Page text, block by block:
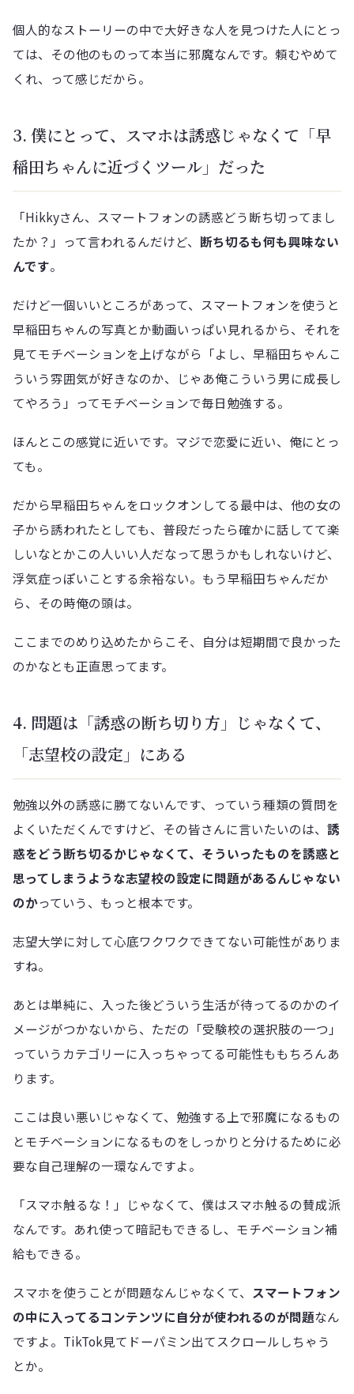
個人的なストーリーの中で大好きな人を見つけた人にとっ
ては、その他のものって本当に邪魔なんです。頼むやめて
くれ、って感じだから。
3. 僕にとって、スマホは誘惑じゃなくて「早
稲田ちゃんに近づくツール」だった
「Hikkyさん、スマートフォンの誘惑どう断ち切ってまし
たか？」って言われるんだけど、 断ち切るも何も興味ない
んです。
だけど一個いいところがあって、スマートフォンを使うと
早稲田ちゃんの写真とか動画いっぱい見れるから、それを
見てモチベーションを上げながら「よし、早稲田ちゃんこ
ういう雰囲気が好きなのか、じゃあ俺こういう男に成長し
てやろう」ってモチベーションで毎日勉強する。
ほんとこの感覚に近いです。マジで恋愛に近い、俺にとっ
ても。
だから早稲田ちゃんをロックオンしてる最中は、他の女の
子から誘われたとしても、普段だったら確かに話してて楽
しいなとかこの人いい人だなって思うかもしれないけど、
浮気症っぽいことする余裕ない。もう早稲田ちゃんだか
ら、その時俺の頭は。
ここまでのめり込めたからこそ、自分は短期間で良かった
のかなとも正直思ってます。
4. 問題は「誘惑の断ち切り方」じゃなくて、
「志望校の設定」にある
勉強以外の誘惑に勝てないんです、っていう種類の質問を
よくいただくんですけど、その皆さんに言いたいのは、 誘
惑をどう断ち切るかじゃなくて、そういったものを誘惑と
思ってしまうような志望校の設定に問題があるんじゃない
のかっていう、もっと根本です。
志望大学に対して心底ワクワクできてない可能性がありま
すね。
あとは単純に、入った後どういう生活が待ってるのかのイ
メージがつかないから、ただの「受験校の選択肢の一つ」
っていうカテゴリーに入っちゃってる可能性ももちろんあ
ります。
ここは良い悪いじゃなくて、勉強する上で邪魔になるもの
とモチベーションになるものをしっかりと分けるために必
要な自己理解の一環なんですよ。
「スマホ触るな！」じゃなくて、僕はスマホ触るの賛成派
なんです。あれ使って暗記もできるし、モチベーション補
給もできる。
スマホを使うことが問題なんじゃなくて、 スマートフォン
の中に入ってるコンテンツに自分が使われるのが問題なん
ですよ。TikTok見てドーパミン出てスクロールしちゃう
とか。